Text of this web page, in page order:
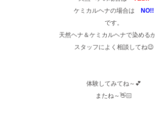
ケミカルヘナの場合は
NO!!
です。
天然ヘナ＆ケミカルヘナで染めるか
スタッフによく相談してね😉
体験してみてね～💕
またね～👋🏻